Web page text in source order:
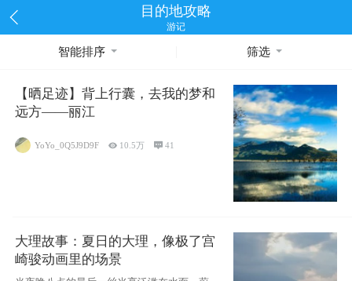
目的地攻略
游记
智能排序 筛选
【晒足迹】背上行囊，去我的梦和
远方——丽江
YoYo_0Q5J9D9F  10.5万 41
大理故事：夏日的大理，像极了宫
崎骏动画里的场景